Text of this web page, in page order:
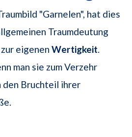
"Garnelen", hat dies
Traumdeutung
eigenen Wertigkeit.
man sie zum Verzehr
den Bruchteil ihrer